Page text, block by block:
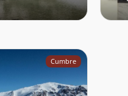
Guridi
Garay
Cumbre